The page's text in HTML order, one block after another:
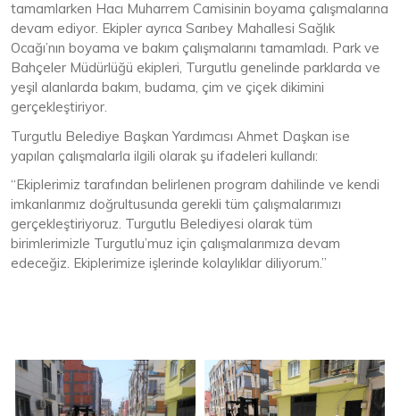
tamamlarken Hacı Muharrem Camisinin boyama çalışmalarına
devam ediyor. Ekipler ayrıca Sarıbey Mahallesi Sağlık
Ocağı’nın boyama ve bakım çalışmalarını tamamladı. Park ve
Bahçeler Müdürlüğü ekipleri, Turgutlu genelinde parklarda ve
yeşil alanlarda bakım, budama, çim ve çiçek dikimini
gerçekleştiriyor.
Turgutlu Belediye Başkan Yardımcısı Ahmet Daşkan ise
yapılan çalışmalarla ilgili olarak şu ifadeleri kullandı:
“Ekiplerimiz tarafından belirlenen program dahilinde ve kendi
imkanlarımız doğrultusunda gerekli tüm çalışmalarımızı
gerçekleştiriyoruz. Turgutlu Belediyesi olarak tüm
birimlerimizle Turgutlu’muz için çalışmalarımıza devam
edeceğiz. Ekiplerimize işlerinde kolaylıklar diliyorum.”